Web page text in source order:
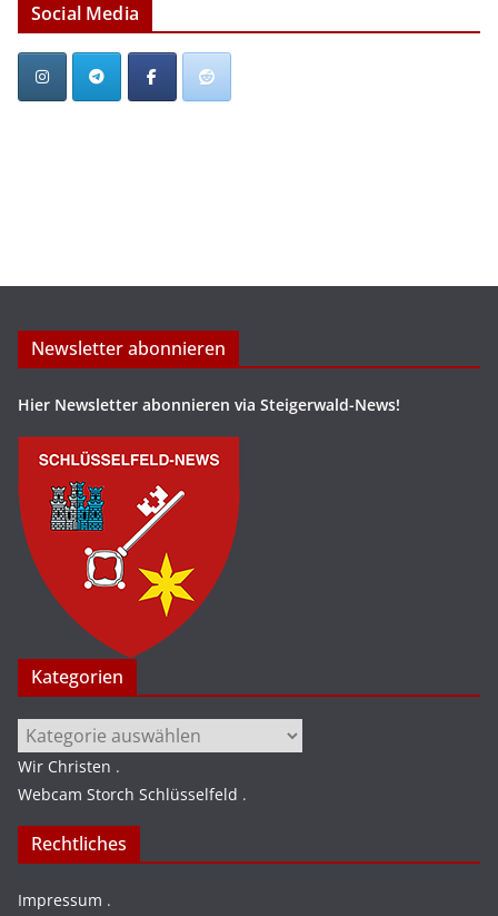
Social Media
Newsletter abonnieren
Hier Newsletter abonnieren via Steigerwald-News!
Kategorien
Kategorien
Wir Christen .
Webcam Storch Schlüsselfeld .
Rechtliches
Impressum .